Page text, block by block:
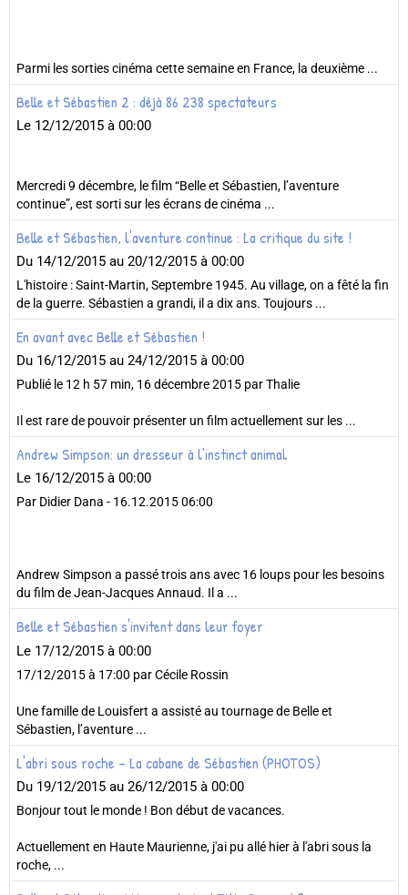
Parmi les sorties cinéma cette semaine en France, la deuxième ...
Belle et Sébastien 2 : déjà 86 238 spectateurs
Le 12/12/2015 à 00:00
Mercredi 9 décembre, le film “Belle et Sébastien, l’aventure
continue”, est sorti sur les écrans de cinéma ...
Belle et Sébastien, l'aventure continue : La critique du site !
Du 14/12/2015 au 20/12/2015 à 00:00
L'histoire : Saint-Martin, Septembre 1945. Au village, on a fêté la fin
de la guerre. Sébastien a grandi, il a dix ans. Toujours ...
En avant avec Belle et Sébastien !
Du 16/12/2015 au 24/12/2015 à 00:00
Publié le 12 h 57 min, 16 décembre 2015 par Thalie
Il est rare de pouvoir présenter un film actuellement sur les ...
Andrew Simpson: un dresseur à l’instinct animal
Le 16/12/2015 à 00:00
Par Didier Dana - 16.12.2015 06:00
Andrew Simpson a passé trois ans avec 16 loups pour les besoins
du film de Jean-Jacques Annaud. Il a ...
Belle et Sébastien s'invitent dans leur foyer
Le 17/12/2015 à 00:00
17/12/2015 à 17:00 par Cécile Rossin
Une famille de Louisfert a assisté au tournage de Belle et
Sébastien, l’aventure ...
L'abri sous roche - La cabane de Sébastien (PHOTOS)
Du 19/12/2015 au 26/12/2015 à 00:00
Bonjour tout le monde ! Bon début de vacances.
Actuellement en Haute Maurienne, j'ai pu allé hier à l'abri sous la
roche, ...